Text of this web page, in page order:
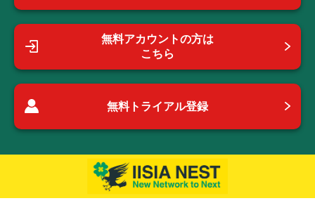
無料アカウントの方は
こちら
無料トライアル登録